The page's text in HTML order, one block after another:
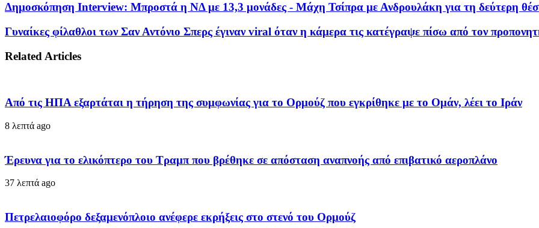
Δημοσκόπηση Interview: Μπροστά η ΝΔ με 13,3 μονάδες - Μάχη Τσίπρα με Ανδρουλάκη για τη δεύτερη
Γυναίκες φίλαθλοι των Σαν Αντόνιο Σπερς έγιναν viral όταν η κάμερα τις κατέγραψε πίσω από τον
Related Articles
Από τις ΗΠΑ εξαρτάται η τήρηση της συμφωνίας για το Ορμούζ που εγκρίθηκε με το Ομάν, λέει το Ιράν
8 λεπτά ago
Έρευνα για το ελικόπτερο του Τραμπ που βρέθηκε σε απόσταση αναπνοής από επιβατικό αεροπλάνο
37 λεπτά ago
Πετρελαιοφόρο δεξαμενόπλοιο ανέφερε εκρήξεις στο στενό του Ορμούζ